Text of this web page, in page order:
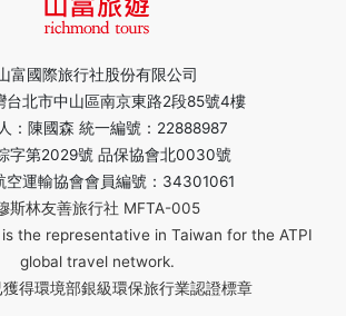
富國際旅行社股份有限公司
台北市中山區南京東路2段85號4樓
：陳國森 統一編號：22888987
字第2029號 品保協會北0030號
空運輸協會會員編號：34301061
斯林友善旅行社 MFTA-005
the representative in Taiwan for the ATPI
global travel network.
得環境部銀級環保旅行業認證標章